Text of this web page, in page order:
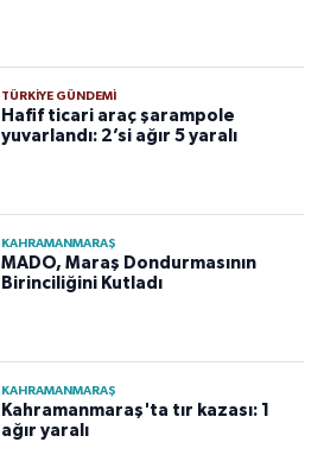
TÜRKIYE GÜNDEMI
Hafif ticari araç şarampole
yuvarlandı: 2’si ağır 5 yaralı
KAHRAMANMARAŞ
MADO, Maraş Dondurmasının
Birinciliğini Kutladı
KAHRAMANMARAŞ
Kahramanmaraş'ta tır kazası: 1
ağır yaralı